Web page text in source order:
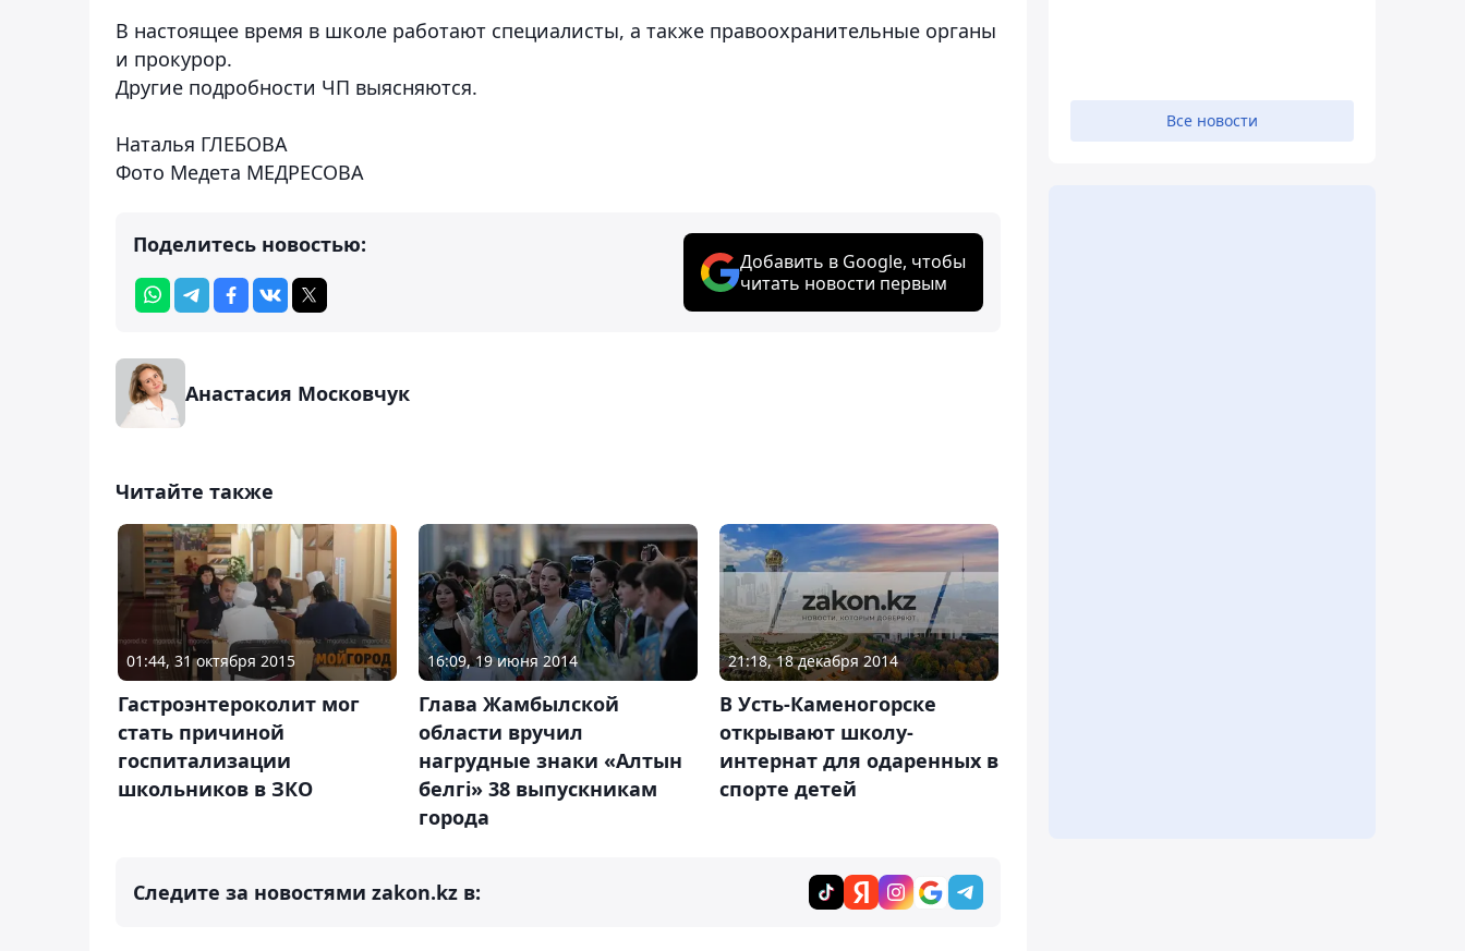
В настоящее время в школе работают специалисты, а также правоохранительные органы
и прокурор.
Другие подробности ЧП выясняются.
Наталья ГЛЕБОВА
Фото Медета МЕДРЕСОВА
Поделитесь новостью:
Добавить в Google, чтобы
читать новости первым
Анастасия Московчук
Читайте также
01:44, 31 октября 2015
Гастроэнтероколит мог
стать причиной
госпитализации
школьников в ЗКО
16:09, 19 июня 2014
Глава Жамбылской
области вручил
нагрудные знаки «Алтын
белгі» 38 выпускникам
города
21:18, 18 декабря 2014
В Усть-Каменогорске
открывают школу-
интернат для одаренных в
спорте детей
Следите за новостями zakon.kz в:
Все новости